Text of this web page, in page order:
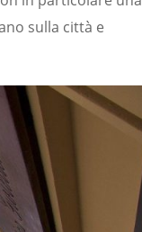
sulla città e